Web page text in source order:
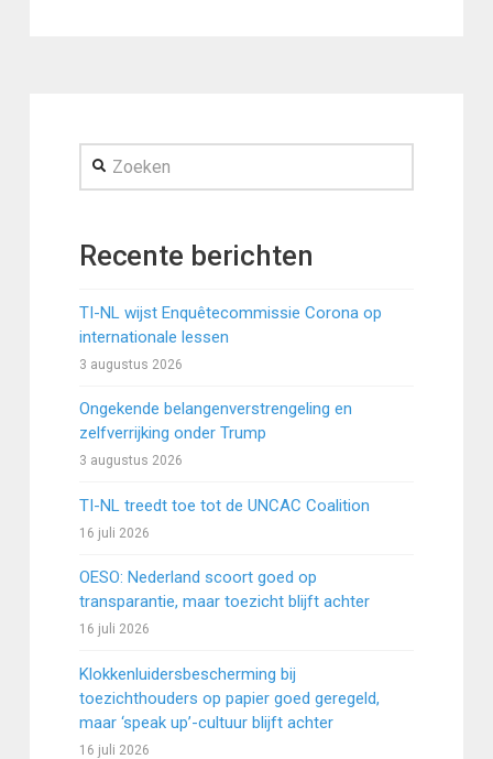
Zoeken
Recente berichten
TI-NL wijst Enquêtecommissie Corona op
internationale lessen
3 augustus 2026
Ongekende belangenverstrengeling en
zelfverrijking onder Trump
3 augustus 2026
TI-NL treedt toe tot de UNCAC Coalition
16 juli 2026
OESO: Nederland scoort goed op
transparantie, maar toezicht blijft achter
16 juli 2026
Klokkenluidersbescherming bij
toezichthouders op papier goed geregeld,
maar ‘speak up’-cultuur blijft achter
16 juli 2026